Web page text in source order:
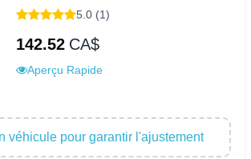
5.0 (1)
142.52 CA$
Aperçu Rapide
véhicule pour garantir l'ajustement